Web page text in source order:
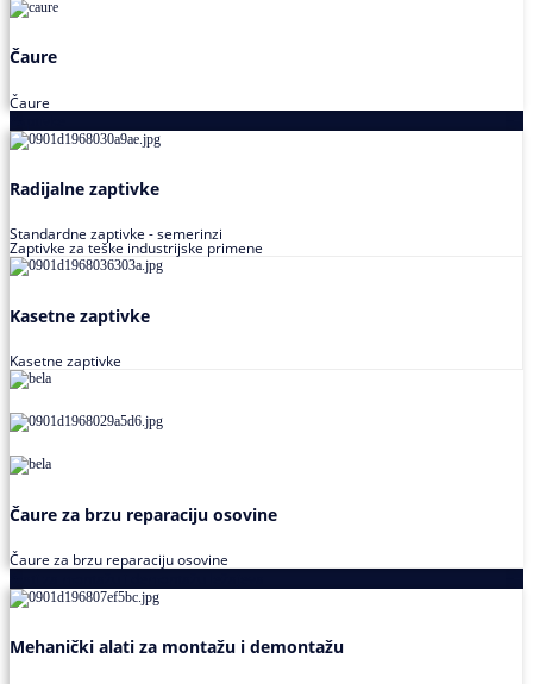
Čaure
Čaure
Radijalne zaptivke
Standardne zaptivke - semerinzi
Zaptivke za teške industrijske primene
Kasetne zaptivke
Kasetne zaptivke
Čaure za brzu reparaciju osovine
Čaure za brzu reparaciju osovine
Mehanički alati za montažu i demontažu